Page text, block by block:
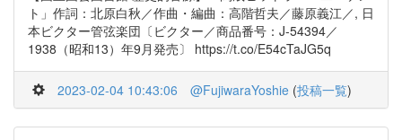
ト」作詞：北原白秋／作曲・編曲：高階哲夫／藤原義江／, 日
本ビクター管弦楽団〔ビクター／商品番号：J-54394／
1938（昭和13）年9月発売〕 https://t.co/E54cTaJG5q
2023-02-04 10:43:06 @FujiwaraYoshie (投稿一覧)